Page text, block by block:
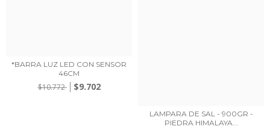
*BARRA LUZ LED CON SENSOR
46CM
$10.772 $9.702
LAMPARA DE SAL - 900GR -
PIEDRA HIMALAYA...